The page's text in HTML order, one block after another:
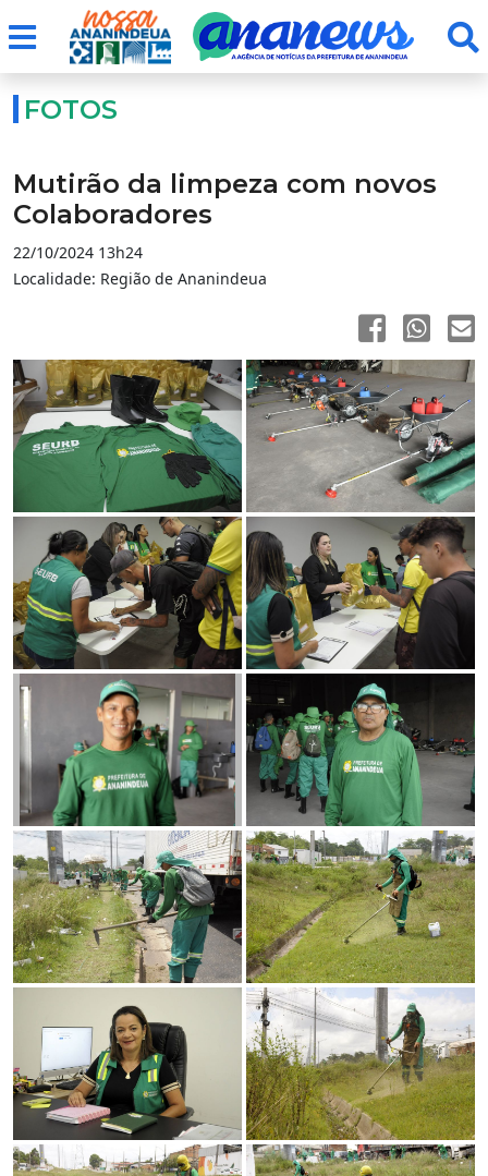
FOTOS
Mutirão da limpeza com novos
Colaboradores
22/10/2024 13h24
Localidade: Região de Ananindeua